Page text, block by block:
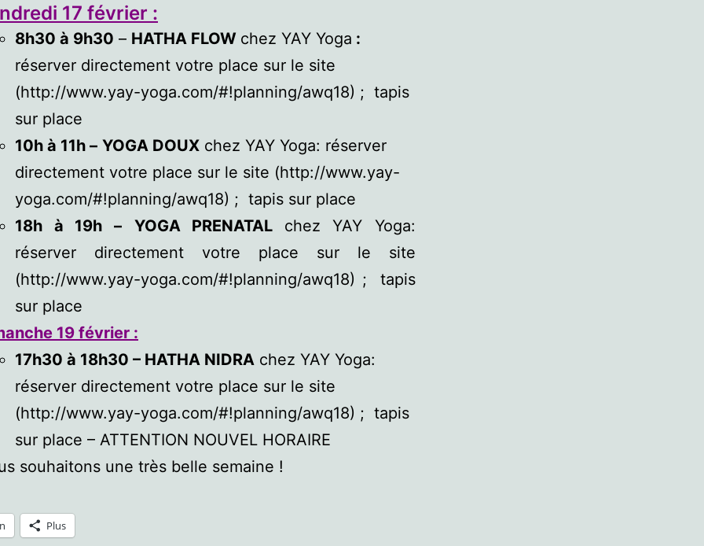
17 février :
8h30 à 9h30 – HATHA FLOW chez YAY Yoga :
réserver directement votre place sur le site
(http://www.yay-yoga.com/#!planning/awq18) ; tapis
sur place
10h à 11h – YOGA DOUX chez YAY Yoga: réserver
directement votre place sur le site (http://www.yay-
yoga.com/#!planning/awq18) ; tapis sur place
18h à 19h –
YOGA PRENATAL chez YAY Yoga:
réserver directement votre place sur le site
(http://www.yay-yoga.com/#!planning/awq18) ; tapis
sur place
19 février :
17h30 à 18h30 – HATHA NIDRA chez YAY Yoga:
réserver directement votre place sur le site
(http://www.yay-yoga.com/#!planning/awq18) ; tapis
sur place – ATTENTION NOUVEL HORAIRE
souhaitons une très belle semaine !
Plus